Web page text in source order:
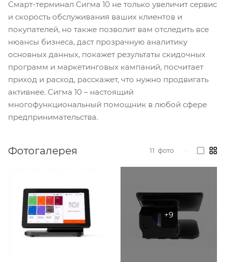
Смарт-терминал Сигма 10 не только увеличит сервис
и скорость обслуживания ваших клиентов и
покупателей, но также позволит вам отследить все
нюансы бизнеса, даст прозрачную аналитику
основных данных, покажет результаты скидочных
программ и маркетинговых кампаний, посчитает
приход и расход, расскажет, что нужно продвигать
активнее. Сигма 10 – настоящий
многофункциональный помощник в любой сфере
предпринимательства.
Фотогалерея 11 фото